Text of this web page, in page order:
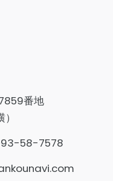
番地
58-7578